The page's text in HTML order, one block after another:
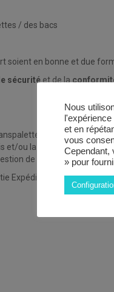
/ des bacs
soient en bonne et due
sécurité et de la
électrique et
et/ou la palette
de stock)
Expéditions deux critères
Nous
et en
vous
Cependant,
» pour